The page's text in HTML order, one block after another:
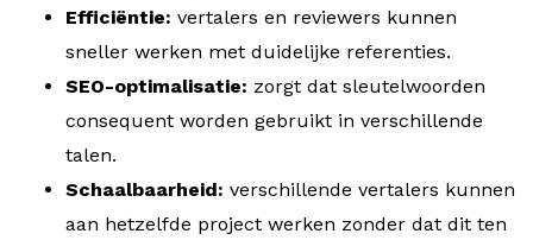
Efficiëntie: vertalers en reviewers kunnen
sneller werken met duidelijke referenties.
SEO-optimalisatie: zorgt dat sleutelwoorden
consequent worden gebruikt in verschillende
talen.
Schaalbaarheid: verschillende vertalers kunnen
aan hetzelfde project werken zonder dat dit ten